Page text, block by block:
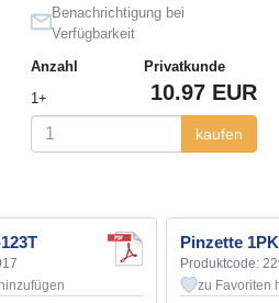
Benachrichtigung bei
Verfügbarkeit
Anzahl
Privatkunde
1+
10.97 EUR
kaufen
Pinzette
Produktcode:
zu Favoriten